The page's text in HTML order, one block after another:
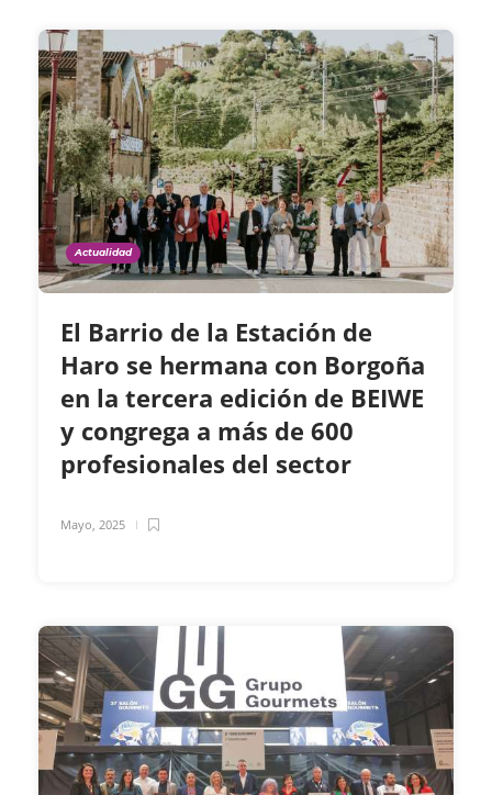
Actualidad
El Barrio de la Estación de
Haro se hermana con Borgoña
en la tercera edición de BEIWE
y congrega a más de 600
profesionales del sector
Mayo, 2025